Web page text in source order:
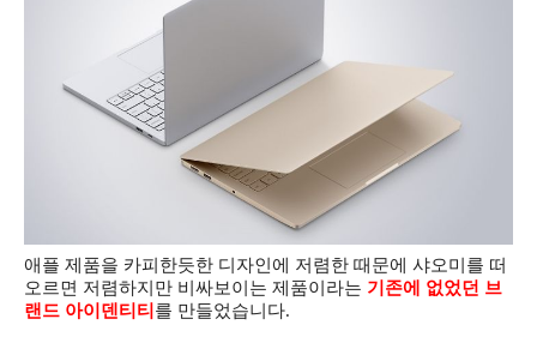
애플 제품을 카피한듯한 디자인에 저렴한 때문에 샤오미를 떠
오르면 저렴하지만 비싸보이는 제품이라는 기존에 없었던 브
랜드 아이덴티티 를 만들었습니다.